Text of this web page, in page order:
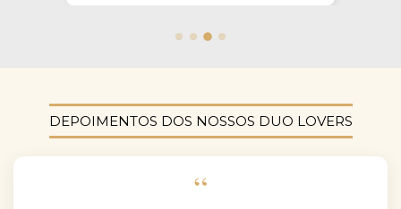
DEPOIMENTOS DOS NOSSOS DUO LOVERS
“